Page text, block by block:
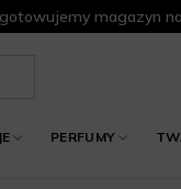
magazyn
PERFUMY